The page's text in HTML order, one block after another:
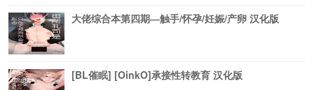
大佬综合本第四期―触手/怀孕/妊娠/产卵 汉化版
[BL催眠] [OinkO]承接性转教育 汉化版